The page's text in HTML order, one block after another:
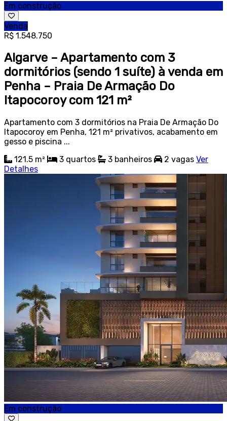
Em construção
Venda
R$ 1.548.750
Algarve – Apartamento com 3
dormitórios (sendo 1 suíte) à venda em
Penha – Praia De Armação Do
Itapocoroy com 121 m²
Apartamento com 3 dormitórios na Praia De Armação Do
Itapocoroy em Penha, 121 m² privativos, acabamento em
gesso e piscina ...
121.5 m²
3 quartos 3 banheiros 2 vagas Ver
Detalhes
Em construção